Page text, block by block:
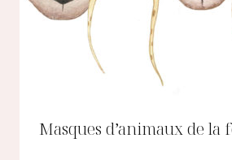
Masques d’animaux de la